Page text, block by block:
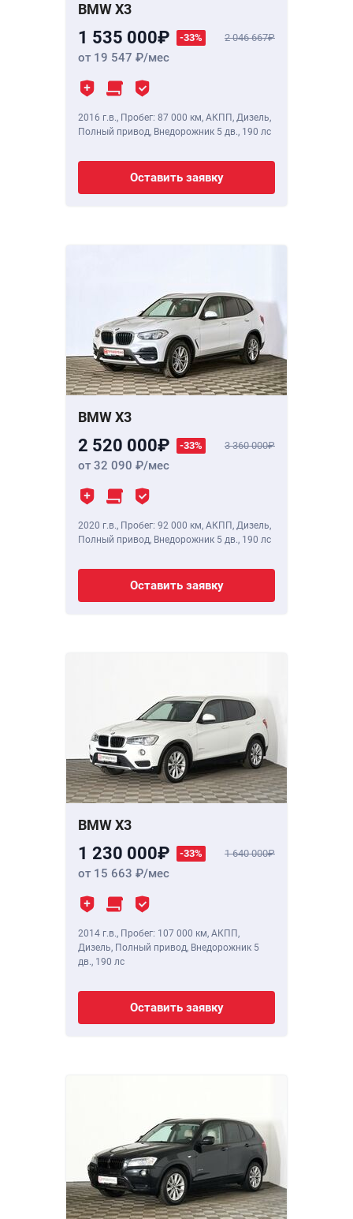
BMW X3
1 535 000 -33% 2 046 667
от 19 547 /мес
2016 г.в., Пробег: 87 000 км, АКПП, Дизель,
Полный привод, Внедорожник 5 дв., 190 лс
Оставить заявку
BMW X3
2 520 000 -33% 3 360 000
от 32 090 /мес
2020 г.в., Пробег: 92 000 км, АКПП, Дизель,
Полный привод, Внедорожник 5 дв., 190 лс
Оставить заявку
BMW X3
1 230 000 -33% 1 640 000
от 15 663 /мес
2014 г.в., Пробег: 107 000 км, АКПП,
Дизель, Полный привод, Внедорожник 5
дв., 190 лс
Оставить заявку